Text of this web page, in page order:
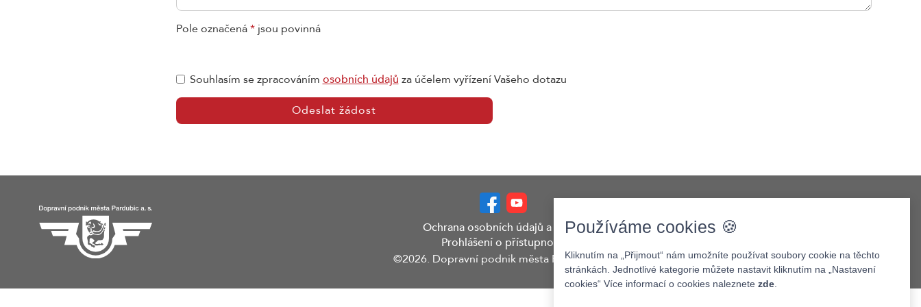
Pole označená*jsou povinná
Souhlasím se zpracováním osobních údajů za účelem vyřízení Vašeho dotazu
Odeslat žádost
Ochrana osobních údajů a GDPR
Prohlášení o přístupnosti
©2026. Dopravní podnik města Pardubic a.s.
Používáme cookies 🍪
Kliknutím na „Přijmout“ nám umožníte používat soubory cookie na těchto
stránkách. Jednotlivé kategorie můžete nastavit kliknutím na „Nastavení
cookies“ Více informací o cookies naleznete zde